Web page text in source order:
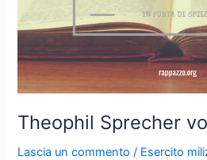
Theophil Sprecher
Lascia un commento / Esercito